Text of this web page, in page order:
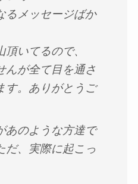
るメッセージばか
頂いてるので、
んが全て目を通さ
す。ありがとうご
あのような方達で
だ、実際に起こっ